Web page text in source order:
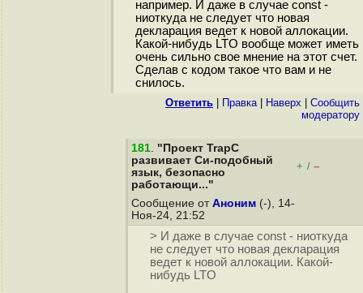
например. И даже в случае const -
ниоткуда не следует что новая
декларация ведет к новой аллокации.
Какой-нибудь LTO вообще может иметь
очень сильно свое мнение на этот счет.
Сделав с кодом такое что вам и не
снилось.
Ответить Правка| Наверх
Cообщить
модератору
181. "Проект TrapC
развивает Си-подобный
язык, безопасно
работающи..."
+ / –
Сообщение от Аноним (-), 14-
Ноя-24, 21:52
> И даже в случае const - ниоткуда
не следует что новая декларация
ведет к новой аллокации. Какой-
нибудь LTO